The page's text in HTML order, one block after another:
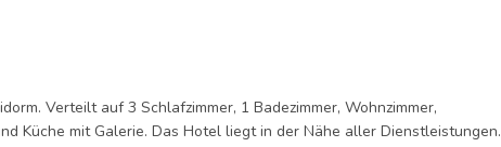
Verteilt auf 3 Schlafzimmer, 1 Badezimmer, Wohnzimmer,
Küche mit Galerie. Das Hotel liegt in der Nähe aller Dienstleistungen.